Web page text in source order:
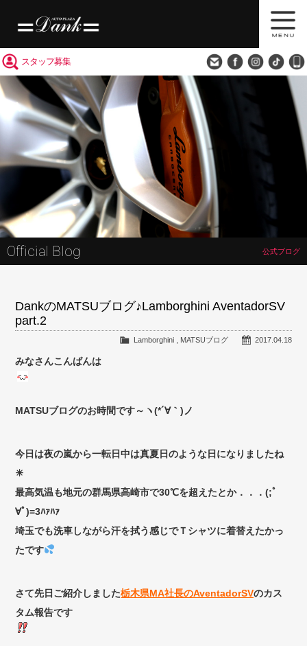
スタッフ募集
Official Blog 公式ブログ
DankのMATSUブログ♪Lamborghini AventadorSV
part.2
2017.04.18
Lamborghini, MATSUブログ
みなさんこんばんは
MATSUブログのお時間です～ヽ(*´∀｀)ノ
今日は夜の嵐から一転日中は真夏日のような日になりましたね
☀
最高気温も地元の群馬県高崎市で30℃を超えたとか．．．(;ﾟ
∀ﾟ)=3ﾊｧﾊｧ
埼玉でも洗車しながら汗を拭う感じでＴシャツに着替えたかっ
たです
さて先日ご紹介しました栃木県MA社長のAventadorSVのカス
タム報告です